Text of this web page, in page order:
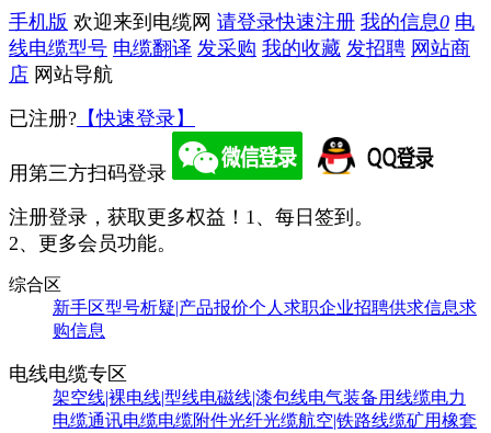
手机版 欢迎来到电缆网 请登录快速注册 我的信息0 电
线电缆型号 电缆翻译 发采购 我的收藏 发招聘 网站商
店 网站导航
已注册? 【快速登录】
用第三方扫码登录
注册登录，获取更多权益！ 1、每日签到。
2、更多会员功能。
综合区
新手区型号析疑|产品报价个人求职企业招聘供求信息求
购信息
电线电缆专区
架空线|裸电线|型线电磁线|漆包线电气装备用线缆电力
电缆通讯电缆电缆附件光纤光缆航空|铁路线缆矿用橡套